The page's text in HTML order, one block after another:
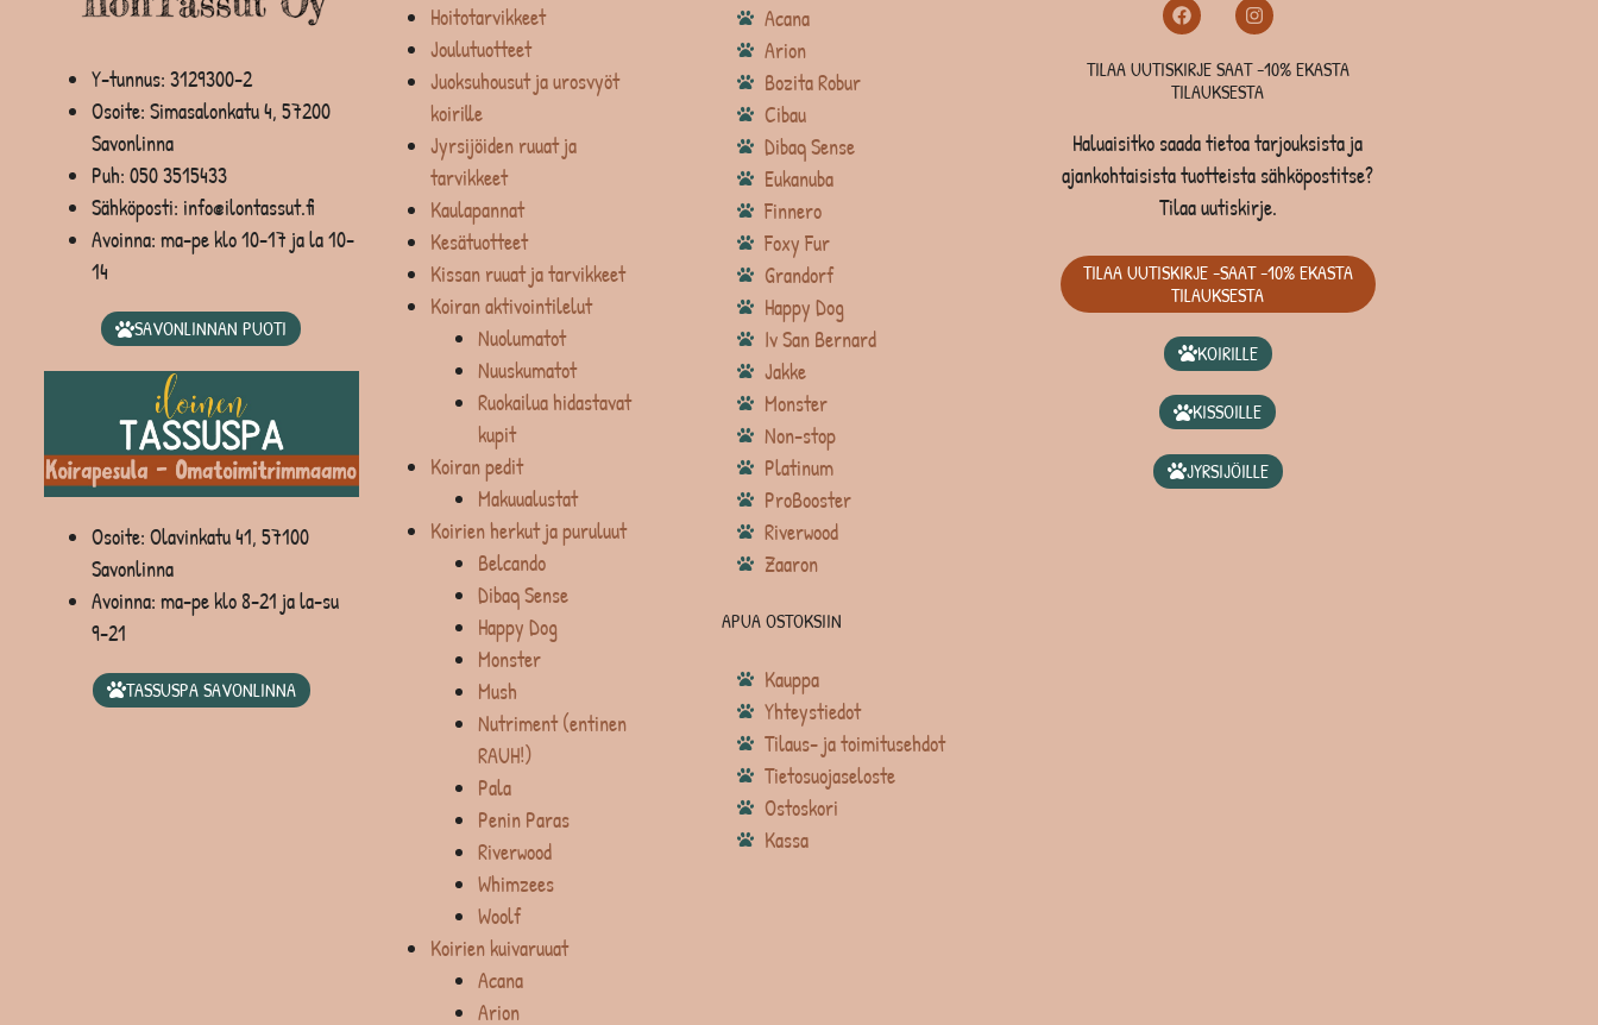
Y-tunnus: 3129300-2
Osoite: Simasalonkatu 4, 57200
Savonlinna
Puh: 050 3515433
Sähköposti: info@ilontassut.fi
Avoinna: ma-pe klo 10-17 ja la 10-
14
SAVONLINNAN PUOTI
Osoite: Olavinkatu 41, 57100
Savonlinna
Avoinna: ma-pe klo 8-21 ja la-su
9-21
TASSUSPA SAVONLINNA
Hoitotarvikkeet
Joulutuotteet
Juoksuhousut ja urosvyöt
koirille
Jyrsijöiden ruuat ja
tarvikkeet
Kaulapannat
Kesätuotteet
Kissan ruuat ja tarvikkeet
Koiran aktivointilelut
Nuolumatot
Nuuskumatot
Ruokailua hidastavat
kupit
Koiran pedit
Makuualustat
Koirien herkut ja puruluut
Belcando
Dibaq Sense
Happy Dog
Monster
Mush
Nutriment (entinen
RAUH!)
Pala
Penin Paras
Riverwood
Whimzees
Woolf
Koirien kuivaruuat
Acana
Arion
Acana
Arion
Bozita Robur
Cibau
Dibaq Sense
Eukanuba
Finnero
Foxy Fur
Grandorf
Happy Dog
Iv San Bernard
Jakke
Monster
Non-stop
Platinum
ProBooster
Riverwood
Zaaron
APUA OSTOKSIIN
Kauppa
Yhteystiedot
Tilaus- ja toimitusehdot
Tietosuojaseloste
Ostoskori
Kassa
TILAA UUTISKIRJE SAAT -10% EKASTA
TILAUKSESTA
Haluaisitko saada tietoa tarjouksista ja
ajankohtaisista tuotteista sähköpostitse?
Tilaa uutiskirje.
TILAA UUTISKIRJE -SAAT -10% EKASTA
TILAUKSESTA
KOIRILLE
KISSOILLE
JYRSIJÖILLE